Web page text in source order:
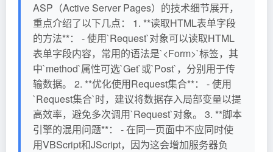
ASP（Active Server Pages）的技术细节展开，
重点介绍了以下几点： 1. **读取HTML表单字段
的方法**： - 使用`Request`对象可以读取HTML
表单字段内容，常用的语法是`<Form>`标签，其
中`method`属性可选`Get`或`Post`，分别用于传
输数据。 2. **优化使用Request集合**： - 使用
`Request集合`时，建议将数据存入局部变量以提
高效率，避免多次调用`Request`对象。 3. **脚本
引擎的混用问题**： - 在同一页面中不应同时使
用VBScript和JScript，因为这会增加服务器负